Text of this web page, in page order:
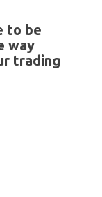
to be
way
trading